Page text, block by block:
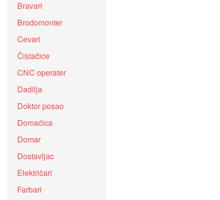
Bravari
Brodomonter
Cevari
Čistačice
CNC operater
Dadilja
Doktor posao
Domaćica
Domar
Dostavljac
Električari
Farbari